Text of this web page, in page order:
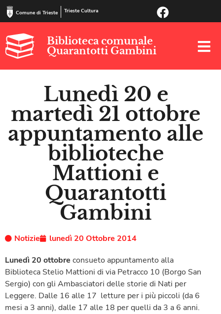
Comune di Trieste Trieste Cultura
Biblioteca comunale
Quarantotti Gambini
Lunedì 20 e
martedì 21 ottobre
appuntamento alle
biblioteche
Mattioni e
Quarantotti
Gambini
Notizie
lunedì 20 Ottobre 2014
Lunedì 20 ottobre consueto appuntamento alla
Biblioteca Stelio Mattioni di via Petracco 10 (Borgo San
Sergio) con gli Ambasciatori delle storie di Nati per
Leggere. Dalle 16 alle 17 letture per i più piccoli (da 6
mesi a 3 anni), dalle 17 alle 18 per quelli da 3 a 6 anni.